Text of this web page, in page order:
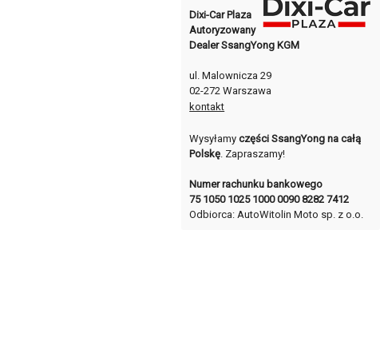
Dixi-Car Plaza
Autoryzowany
Dealer SsangYong KGM
ul. Malownicza 29
02-272 Warszawa
kontakt
Wysyłamyczęści SsangYong na całą
Polskę. Zapraszamy!
Numer rachunku bankowego
75 1050 1025 1000 0090 8282 7412
Odbiorca: AutoWitolin Moto sp. z o.o.